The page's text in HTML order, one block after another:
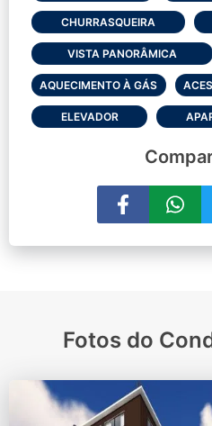
CHURRASQUEIRA
VISTA PANORÂMICA
AQUECIMENTO À GÁS
ELEVADOR
Fotos do